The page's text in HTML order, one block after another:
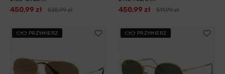
450,99 zł 535,99 zł 450,99 zł 511,99 zł
PRZYMIERZ PRZYMIERZ